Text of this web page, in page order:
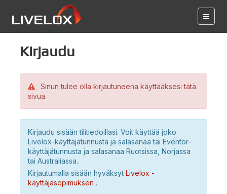
Kirjaudu
Sinun tulee olla kirjautuneena käyttääksesi tätä
sivua.
Kirjaudu sisään tilitiedoillasi. Voit käyttää joko
Livelox-käyttäjätunnusta ja salasanaa tai Eventor-
käyttäjätunnusta ja salasanaa Ruotsissa, Norjassa
tai Australiassa..
Kirjautumalla sisään hyväksyt Livelox -
käyttäjäsopimuksen .